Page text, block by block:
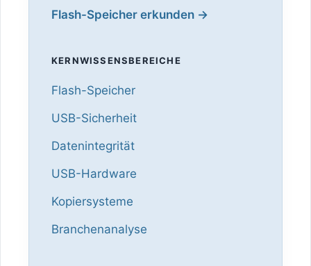
Flash-Speicher erkunden →
KERNWISSENSBEREICHE
Flash-Speicher
USB-Sicherheit
Datenintegrität
USB-Hardware
Kopiersysteme
Branchenanalyse